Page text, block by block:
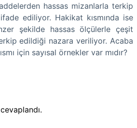
hassas mizanlarla terkip
ediliyor. Hakikat kısmında ise
şekilde hassas ölçülerle çeşit
edildiği nazara veriliyor. Acaba
için sayısal örnekler var mıdır?